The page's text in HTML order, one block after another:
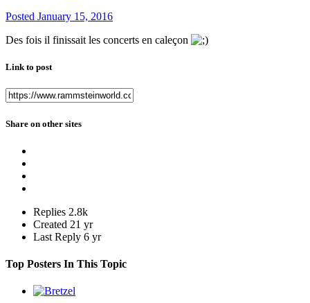
Posted January 15, 2016
Des fois il finissait les concerts en caleçon
Link to post
Share on other sites
Replies 2.8k
Created 21 yr
Last Reply 6 yr
Top Posters In This Topic